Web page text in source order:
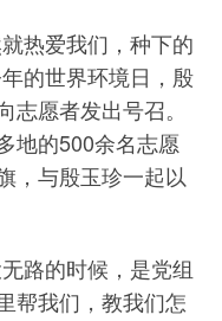
热爱我们，种下的
的世界环境日，殷
愿者发出号召。
地的500余名志愿
，与殷玉珍一起以
路的时候，是党组
帮我们，教我们怎